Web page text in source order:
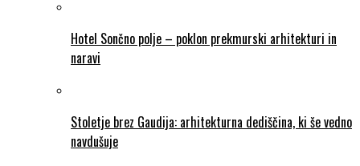
Hotel Sončno polje – poklon prekmurski arhitekturi in
naravi
Stoletje brez Gaudija: arhitekturna dediščina, ki še vedno
navdušuje